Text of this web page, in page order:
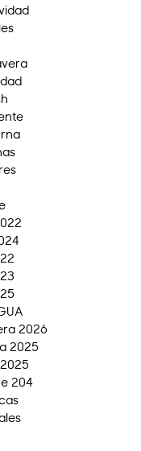
2026
2025
204